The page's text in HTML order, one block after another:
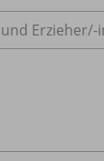
Erzieher/-